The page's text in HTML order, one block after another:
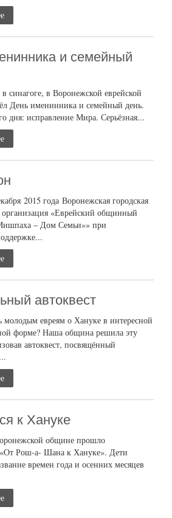
и семейный
в синагоге, в Воронежской еврейской
День именинника и семейный день.
дня: исправление Мира. Серьёзная...
2015 года Воронежская городская
организация «Еврейский общинный
– Дом Семьи»» при
автоквест
молодым евреям о Хануке в интересной
форме? Наша община решила эту
автоквест, посвящённый
к Хануке
общине прошло
Рош-а- Шана к Хануке». Дети
времен года и осенних месяцев